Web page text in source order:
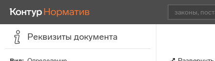
Реквизиты документа